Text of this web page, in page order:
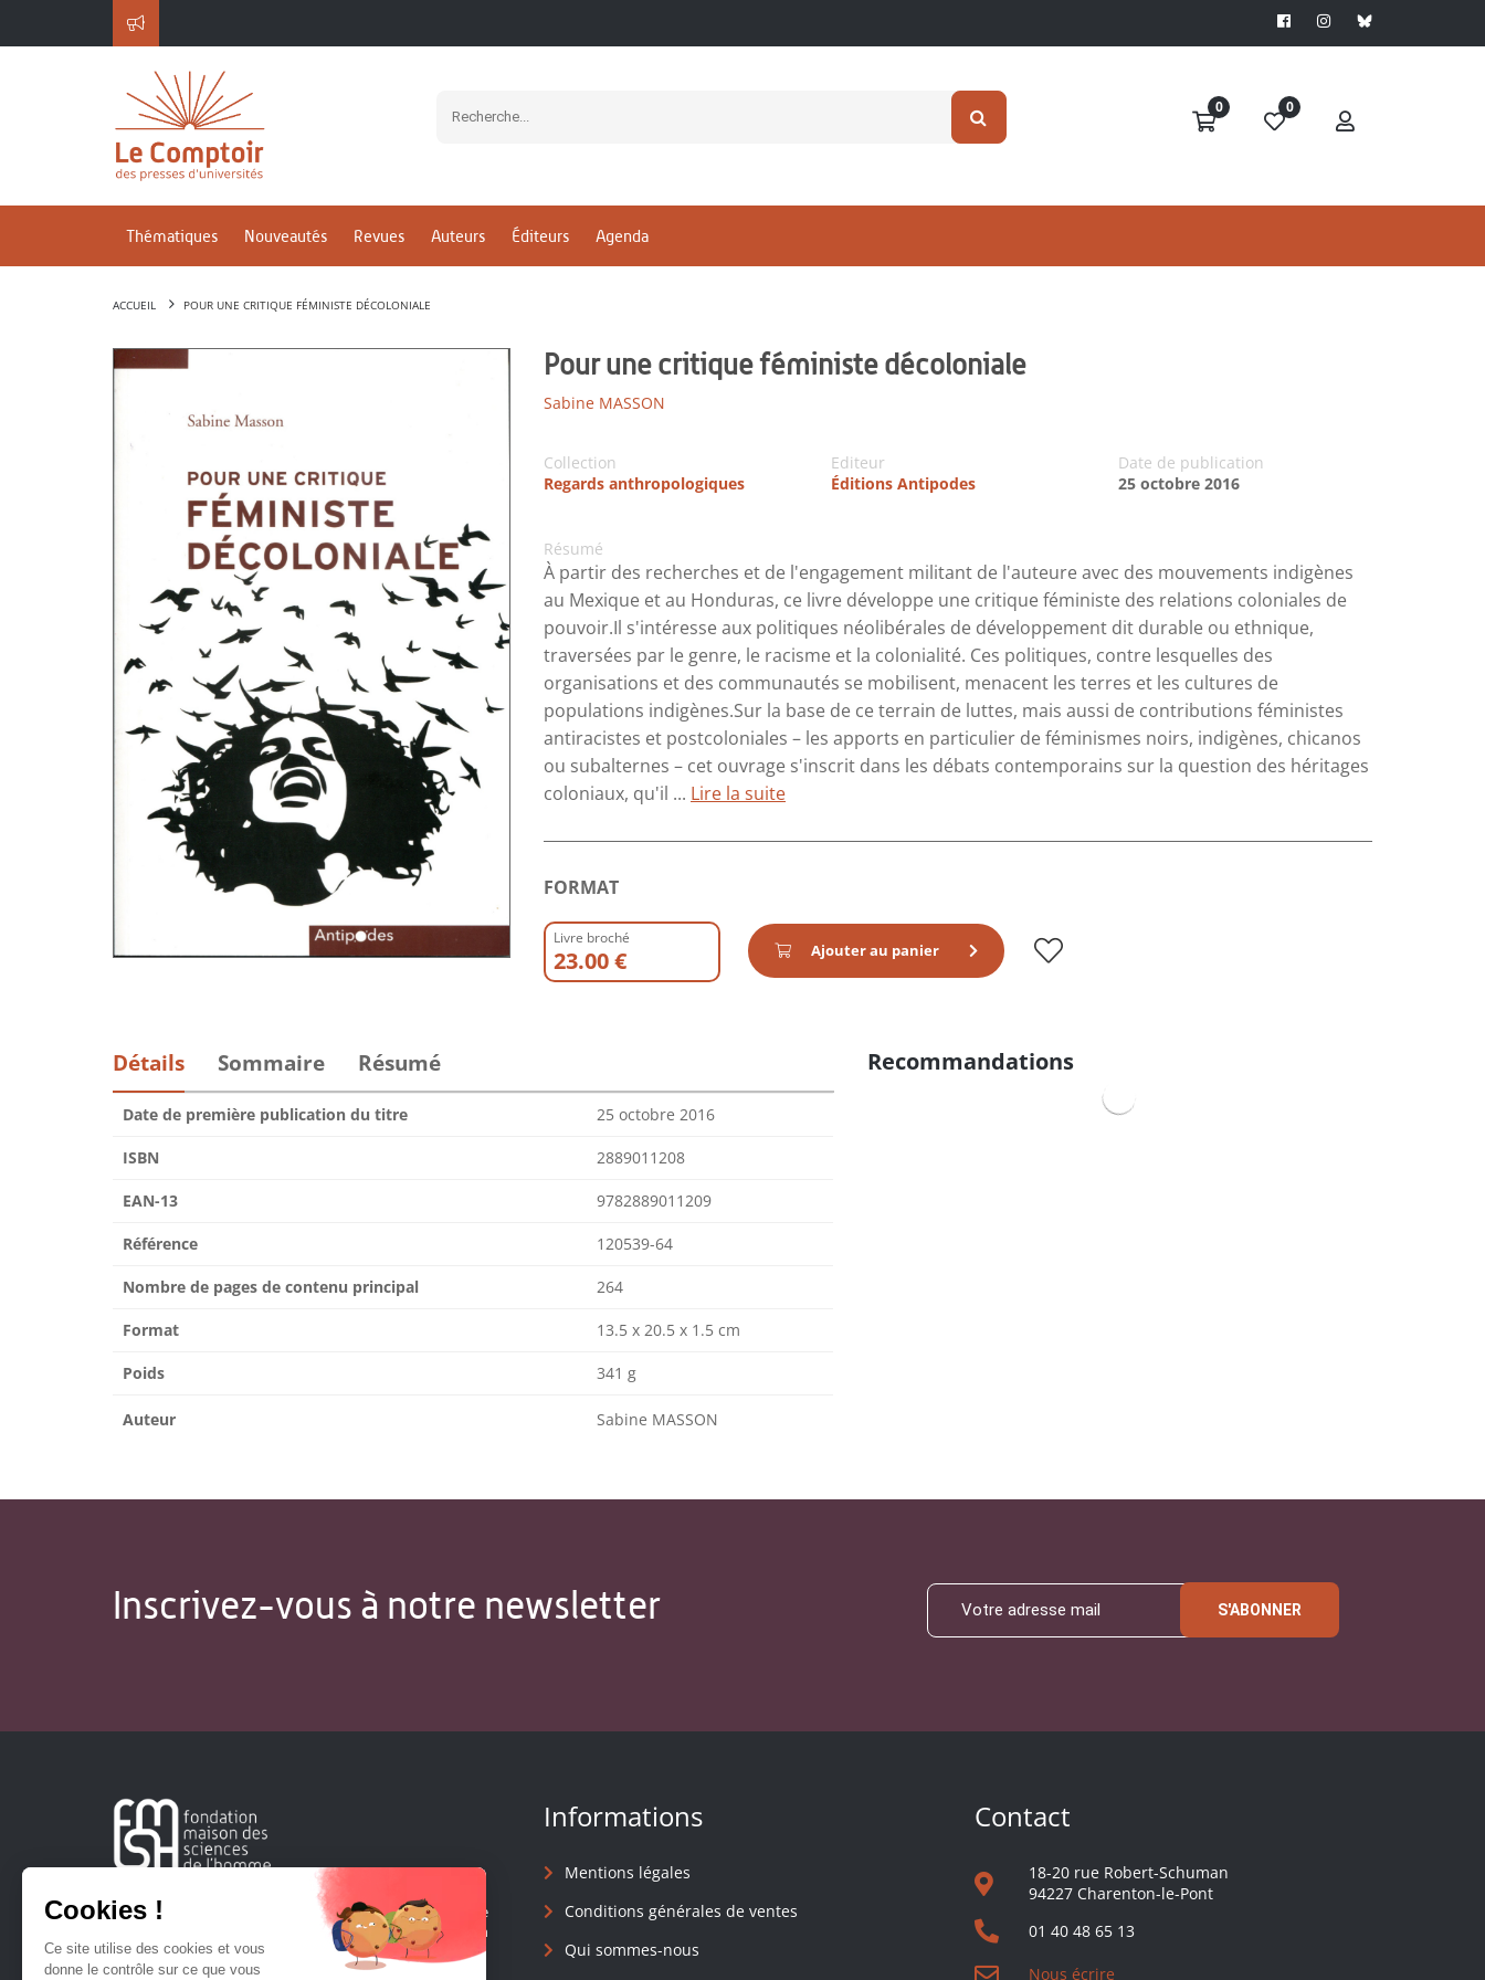
0 0
Thématiques Nouveautés Revues Auteurs Éditeurs Agenda
ACCUEIL POUR UNE CRITIQUE FÉMINISTE DÉCOLONIALE
Pour une critique féministe décoloniale
Sabine MASSON
Collection
Regards anthropologiques
Editeur
Éditions Antipodes
Date de publication
25 octobre 2016
Résumé
À partir des recherches et de l'engagement militant de l'auteure avec des mouvements indigènes
au Mexique et au Honduras, ce livre développe une critique féministe des relations coloniales de
pouvoir.Il s'intéresse aux politiques néolibérales de développement dit durable ou ethnique,
traversées par le genre, le racisme et la colonialité. Ces politiques, contre lesquelles des
organisations et des communautés se mobilisent, menacent les terres et les cultures de
populations indigènes.Sur la base de ce terrain de luttes, mais aussi de contributions féministes
antiracistes et postcoloniales – les apports en particulier de féminismes noirs, indigènes, chicanos
ou subalternes – cet ouvrage s'inscrit dans les débats contemporains sur la question des héritages
coloniaux, qu'il ... Lire la suite
FORMAT
Livre broché
23.00 € Ajouter au panier
Détails Sommaire Résumé
Date de première publication du titre 25 octobre 2016
ISBN 2889011208
EAN-13 9782889011209
Référence 120539-64
Nombre de pages de contenu principal 264
Format 13.5 x 20.5 x 1.5 cm
Poids 341 g
Auteur Sabine MASSON
Recommandations
Inscrivez-vous à notre newsletter S'ABONNER
Créée en 1963, la Fondation Maison Sciences de l'Homme
soutient la recherche et la diffusion des connaissances en
sciences humaines et sociales.
Informations
Mentions légales
Conditions générales de ventes
Qui sommes-nous
Contact
18-20 rue Robert-Schuman
94227 Charenton-le-Pont
01 40 48 65 13
Nous écrire